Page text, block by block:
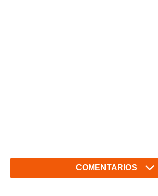
COMENTARIOS